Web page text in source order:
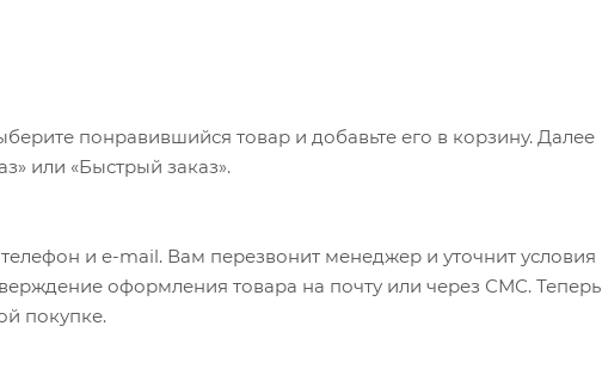
понравившийся товар и добавьте его в корзину. Далее
или «Быстрый заказ».
и e-mail. Вам перезвонит менеджер и уточнит условия
оформления товара на почту или через СМС. Теперь
покупке.